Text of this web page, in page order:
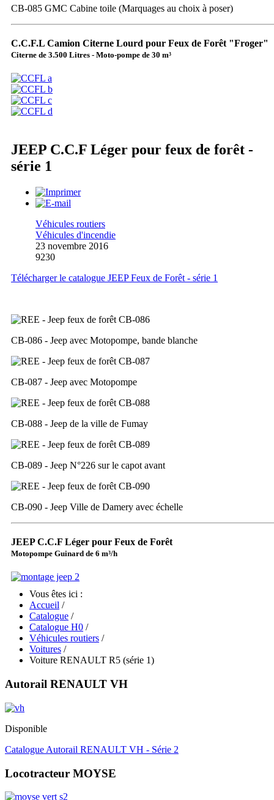
CB-085 GMC Cabine toile (Marquages au choix à poser)
C.C.F.L Camion Citerne Lourd pour Feux de Forêt "Froger"
Citerne de 3.500 Litres - Moto-pompe de 30 m³
JEEP C.C.F Léger pour feux de forêt -
série 1
Véhicules routiers
Véhicules d'incendie
23 novembre 2016
9230
Télécharger le catalogue JEEP Feux de Forêt - série 1
CB-086 - Jeep avec Motopompe, bande blanche
CB-087 - Jeep avec Motopompe
CB-088 - Jeep de la ville de Fumay
CB-089 - Jeep N°226 sur le capot avant
CB-090 - Jeep Ville de Damery avec échelle
JEEP C.C.F Léger pour Feux de Forêt
Motopompe Guinard de 6 m³/h
Vous êtes ici :
Accueil /
Catalogue /
Catalogue H0 /
Véhicules routiers /
Voitures /
Voiture RENAULT R5 (série 1)
Autorail RENAULT VH
Disponible
Catalogue Autorail RENAULT VH - Série 2
Locotracteur MOYSE